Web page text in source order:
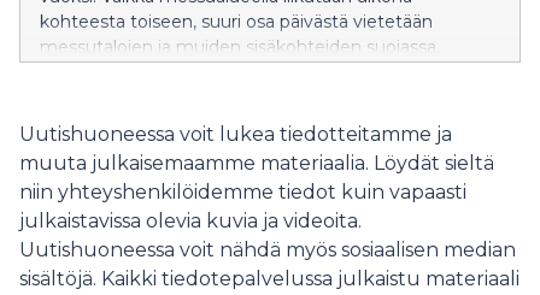
kohteesta toiseen, suuri osa päivästä vietetään
messutalojen ja muiden sisäkohteiden suojassa.
hyvissä ajoin ennen tapahtuman viimeisiä päiviä.
Uutishuoneessa voit lukea tiedotteitamme ja
muuta julkaisemaamme materiaalia. Löydät sieltä
niin yhteyshenkilöidemme tiedot kuin vapaasti
julkaistavissa olevia kuvia ja videoita.
Uutishuoneessa voit nähdä myös sosiaalisen median
sisältöjä. Kaikki tiedotepalvelussa julkaistu materiaali